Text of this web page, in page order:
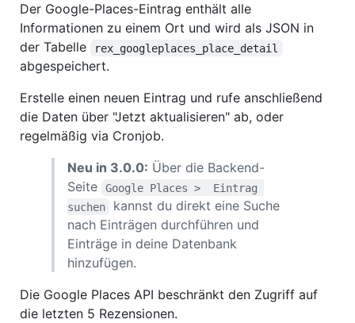
Der Google-Places-Eintrag enthält alle
Informationen zu einem Ort und wird als JSON in
der Tabelle
rex_googleplaces_place_detail
abgespeichert.
Erstelle einen neuen Eintrag und rufe anschließend
die Daten über "Jetzt aktualisieren" ab, oder
regelmäßig via Cronjob.
Neu in 3.0.0: Über die Backend-
Seite
Google Places >  Eintrag
suchen
kannst du direkt eine Suche
nach Einträgen durchführen und
Einträge in deine Datenbank
hinzufügen.
Die Google Places API beschränkt den Zugriff auf
die letzten 5 Rezensionen.